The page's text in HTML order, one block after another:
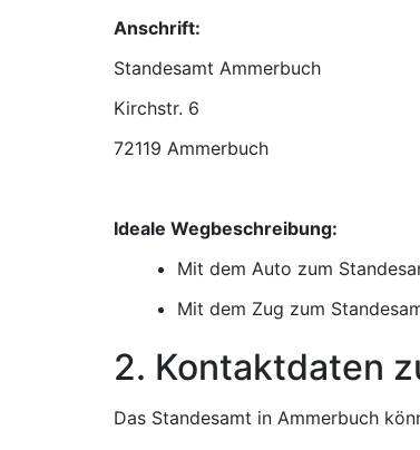
Anschrift:
Standesamt Ammerbuch
72119 Ammerbuch
Ideale Wegbeschreibung:
Mit dem Auto zum
Mit dem Zug zum
2. Kontaktdaten
Das Standesamt in Ammerbuch